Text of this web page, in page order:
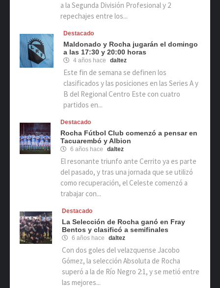
a la Segunda División Profesional y 2
repechajes entre los...
Destacado
Maldonado y Rocha jugarán el domingo
a las 17:30 y 20:00 horas
4 años hace daltez
Este fin de semana se definen los
clasificados y las posiciones en las Series A y
B del Regional Centro Este con cuatro
partidos en...
Destacado
Rocha Fútbol Club comenzó a pensar en
Tacuarembó y Albion
6 años hace daltez
El resonante triunfo ante Cerrito ya es parte
del pasado, y tras una jornada que se utilizó
como recuperación, el Celeste comenzó a
trabajar con...
Destacado
La Selección de Rocha ganó en Fray
Bentos y clasificó a semifinales
6 años hace daltez
Con dos goles del velazquense Jacobo
Gómez, la selección Absoluta de Rocha
superó a la de Río Negro 2:1, y se metió entre
las mejores...